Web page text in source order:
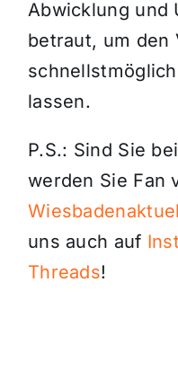
Abwicklung und
betraut, um den
lassen.
P.S.: Sind Sie
werden Sie Fan
uns auch auf
Threads!